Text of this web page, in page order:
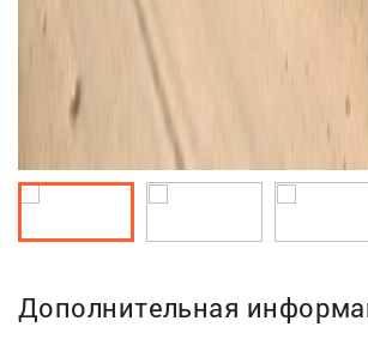
Дополнительная